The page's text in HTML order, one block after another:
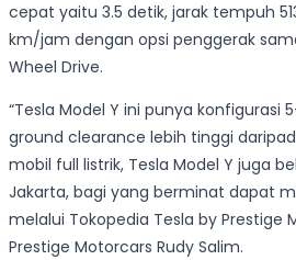
cepat yaitu 3.5 detik, jarak tempuh
km/jam dengan opsi penggerak
Wheel Drive.
“Tesla Model Y ini punya konfigurasi
ground clearance lebih tinggi
mobil full listrik, Tesla Model Y juga
Jakarta, bagi yang berminat dapat
melalui Tokopedia Tesla by Prestige
Prestige Motorcars Rudy Salim.